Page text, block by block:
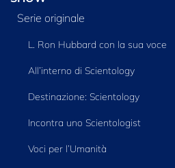
Serie originale
L. Ron Hubbard con la sua voce
All’interno di Scientology
Destinazione: Scientology
Incontra uno Scientologist
Voci per l’Umanità